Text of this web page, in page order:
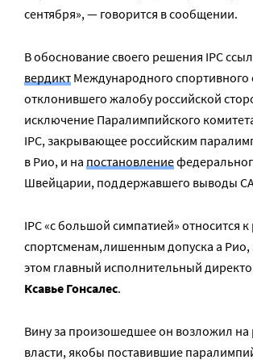
сентября», — говорится в сообщении.
В обоснование своего решения IPC
вердикт Международного спортивного
отклонившего жалобу российской
исключение Паралимпийского
IPC,закрывающее российским
в Рио, и на постановление
Швейцарии, поддержавшего выводы
IPC«с большой симпатией» относится
спортсменам,лишенным допуска а Рио,
этом главный исполнительный
Ксавье Гонсалес.
Вину за произошедшее он возложил на
власти, якобы поставившие